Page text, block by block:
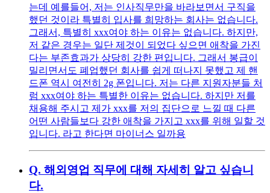
는데 예를들어, 저는 인사직무만을 바라보면서 구직을
했던 것이라 특별히 입사를 희망하는 회사는 없습니다.
그래서, 특별히 xxx여야 하는 이유는 없습니다. 하지만,
저 같은 경우는 일단 제것이 되었다 싶으면 애착을 가진
다는 부존효과가 상당히 강한 편입니다. 그래서 봉급이
밀리면서도 폐업했던 회사를 쉽게 떠나지 못했고 제 핸
드폰 역시 여전히 2g 폰입니다. 저는 다른 지원자분들 처
럼 xxx여야 하는 특별한 이유는 없습니다. 하지만 저를
채용해 주시고 제가 xxx를 저의 집단으로 느낄 때 다른
어떤 사람들보다 강한 애착을 가지고 xxx를 위해 일할 것
입니다. 라고 한다면 마이너스 일까용
Q. 해외영업 직무에 대해 자세히 알고 싶습니
다.